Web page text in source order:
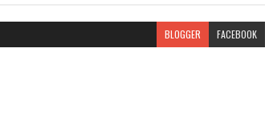
BLOGGER FACEBOOK